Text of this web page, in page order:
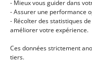
- Mieux vous guider dans
- Assurer une performance
- Récolter des statistiques
améliorer votre expérience.
Ces données strictement
tiers.
musicale •